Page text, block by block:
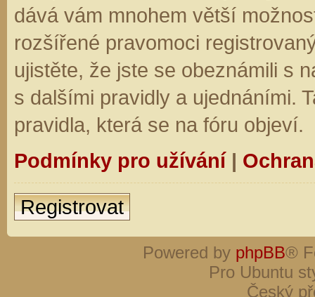
dává vám mnohem větší
rozšířené pravomoci
ujistěte, že jste se obeznámili s
s dalšími pravidly a ujednáními.
pravidla, která se na fóru objeví.
Podmínky pro užívání|
Registrovat
Powered by phpBB®
Pro Ubuntu
Český